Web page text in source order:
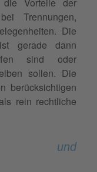
Trennungen,
Die
gerade dann
sind oder
sollen. Die
berücksichtigen
rein rechtliche
und